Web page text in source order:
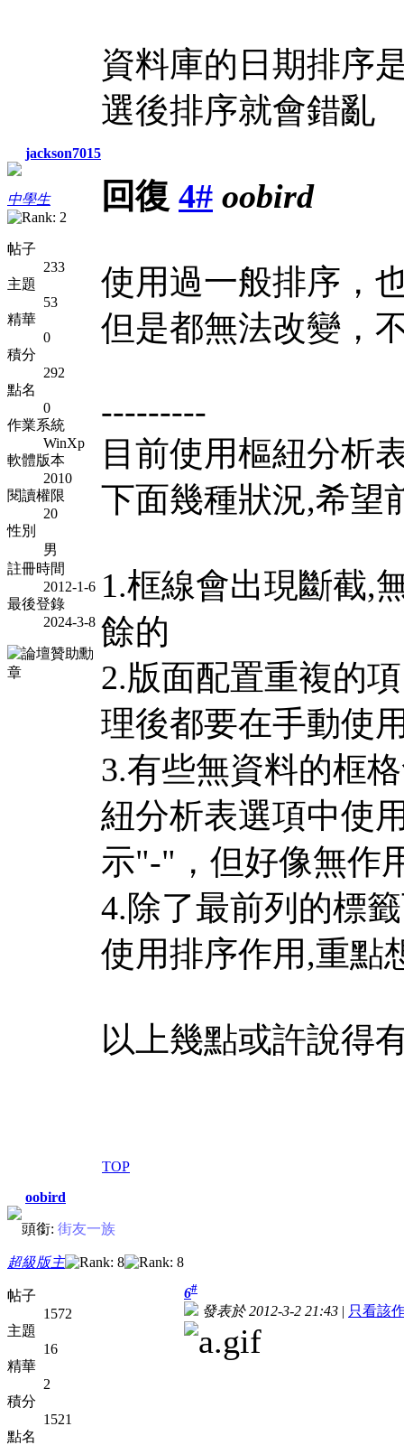
jackson7015
中學生
帖子
233
主題
53
精華
0
積分
292
點名
0
作業系統
WinXp
軟體版本
2010
閱讀權限
20
性別
男
註冊時間
2012-1-6
最後登錄
2024-3-8
資料庫的日期排序
選後排序就會錯亂
回復 4# oobird
使用過一般排序，
但是都無法改變，
---------
目前使用樞紐分析
下面幾種狀況,希望
1.框線會出現斷截,
餘的
2.版面配置重複的
理後都要在手動使
3.有些無資料的框
紐分析表選項中使
示"-"，但好像無作
4.除了最前列的標
使用排序作用,重點
以上幾點或許說得
TOP
oobird
頭銜: 街友一族
超級版主
帖子
1572
主題
16
精華
2
積分
1521
點名
6#
發表於 2012-3-2 21:43 | 只看該